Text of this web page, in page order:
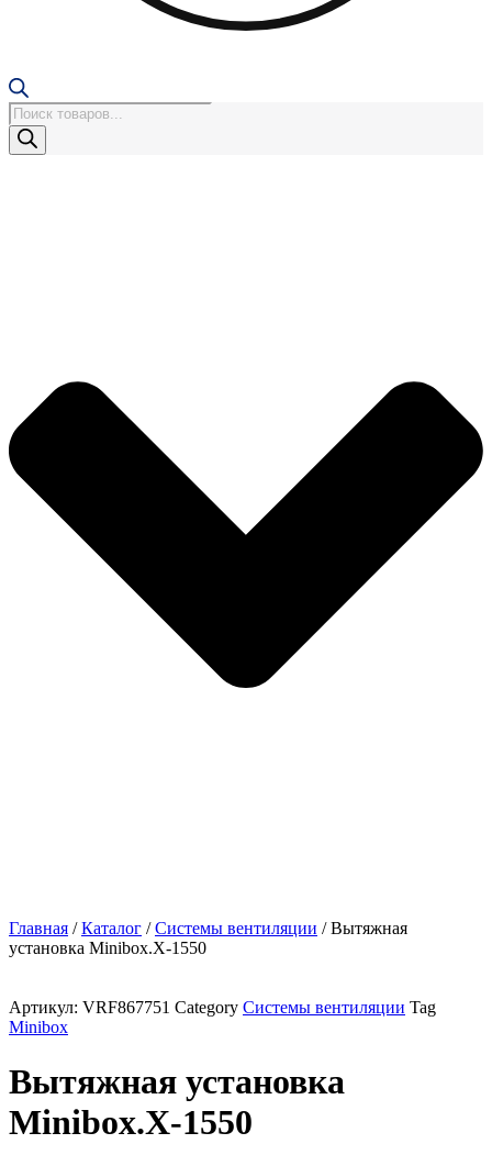
Поиск
товаров
Главная /Каталог /Системы вентиляции / Вытяжная
установка Minibox.X-1550
Артикул: VRF867751 Category Системы вентиляции Tag
Minibox
Вытяжная установка
Minibox.X-1550